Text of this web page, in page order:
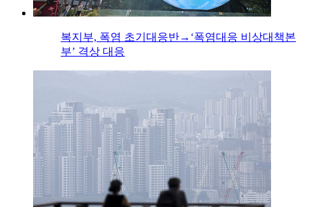
복지부, 폭염 초기대응반→‘폭염대응 비상대책본
부’ 격상 대응